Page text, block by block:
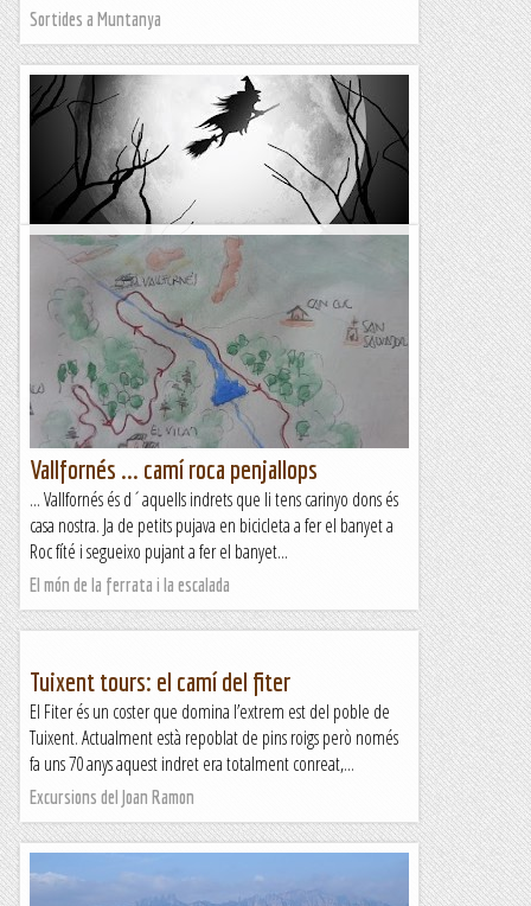
Sortides a Muntanya
Tredós : Camí dera Bruisha
&nb...
Kimisades
Vallfornés ... camí roca penjallops
... Vallfornés és d´aquells indrets que li tens carinyo dons és
casa nostra. Ja de petits pujava en bicicleta a fer el banyet a
Roc fíté i segueixo pujant a fer el banyet...
El món de la ferrata i la escalada
Tuixent tours: el camí del fiter
El Fiter és un coster que domina l’extrem est del poble de
Tuixent. Actualment està repoblat de pins roigs però només
fa uns 70 anys aquest indret era totalment conreat,...
Excursions del Joan Ramon